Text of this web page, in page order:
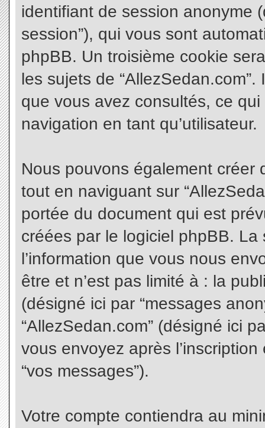
identifiant de session anonyme
session”), qui vous sont
phpBB. Un troisième cookie
les sujets de
que vous avez consultés, ce
navigation en tant qu’utilisateur.
Nous pouvons également créer
tout en naviguant sur
portée du document qui est
créées par le logiciel phpBB.
l’information que vous nous
être et n’est pas limité à : la
(désigné ici par “messages
“AllezSedan.com” (désigné ici
vous envoyez après
“vos messages”).
Votre compte contiendra au